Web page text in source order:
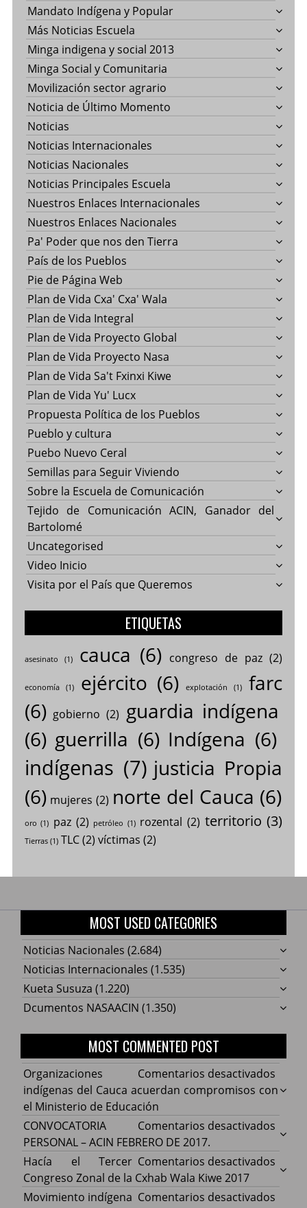
Mandato Indígena y Popular
Más Noticias Escuela
Minga indigena y social 2013
Minga Social y Comunitaria
Movilización sector agrario
Noticia de Último Momento
Noticias
Noticias Internacionales
Noticias Nacionales
Noticias Principales Escuela
Nuestros Enlaces Internacionales
Nuestros Enlaces Nacionales
Pa' Poder que nos den Tierra
País de los Pueblos
Pie de Página Web
Plan de Vida Cxa' Cxa' Wala
Plan de Vida Integral
Plan de Vida Proyecto Global
Plan de Vida Proyecto Nasa
Plan de Vida Sa't Fxinxi Kiwe
Plan de Vida Yu' Lucx
Propuesta Política de los Pueblos
Pueblo y cultura
Puebo Nuevo Ceral
Semillas para Seguir Viviendo
Sobre la Escuela de Comunicación
Tejido de Comunicación ACIN, Ganador del
Bartolomé
Uncategorised
Video Inicio
Visita por el País que Queremos
ETIQUETAS
asesinato (1) cauca (6) congreso de paz(2)
economía(1) ejército (6) explotación (1)
farc
(6) gobierno (2) guardia indígena
(6) guerrilla (6) Indígena (6)
indígenas (7) justicia Propia
(6) mujeres (2) norte del Cauca (6)
oro (1) paz (2) petróleo (1) rozental (2) territorio (3)
Tierras(1) TLC(2) víctimas (2)
MOST USED CATEGORIES
Noticias Nacionales (2.684)
Noticias Internacionales (1.535)
Kueta Susuza (1.220)
Dcumentos NASAACIN (1.350)
MOST COMMENTED POST
Comentarios desactivados
Cauca
con
Organizaciones
indígenas del Cauca acuerdan compromisos con
el Ministerio de Educación
Comentarios desactivados
ACIN
CONVOCATORIA
PERSONAL – ACIN FEBRERO DE 2017.
Comentarios desactivados
Hacía
Hacía el Tercer
Congreso Zonal de la Cxhab Wala Kiwe 2017
Comentarios desactivados
Movimiento indígena